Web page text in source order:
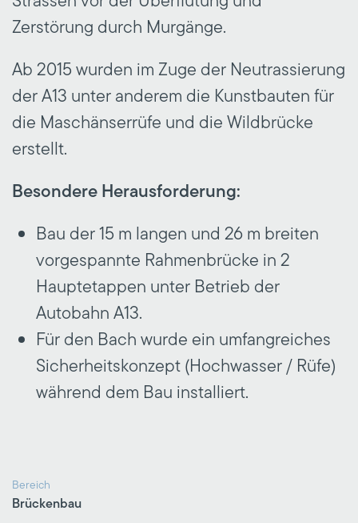
Zerstörung durch Murgänge.
Ab 2015 wurden im Zuge der Neutrassierung
der A13 unter anderem die Kunstbauten für
die Maschänserrüfe und die Wildbrücke
erstellt.
Besondere Herausforderung:
Bau der 15 m langen und 26 m breiten
vorgespannte Rahmenbrücke in 2
Hauptetappen unter Betrieb der
Autobahn A13.
Für den Bach wurde ein umfangreiches
Sicherheitskonzept (Hochwasser / Rüfe)
während dem Bau installiert.
Bereich
Brückenbau